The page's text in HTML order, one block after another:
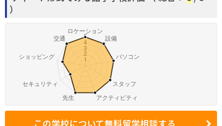
）
この学校について無料留学相談する